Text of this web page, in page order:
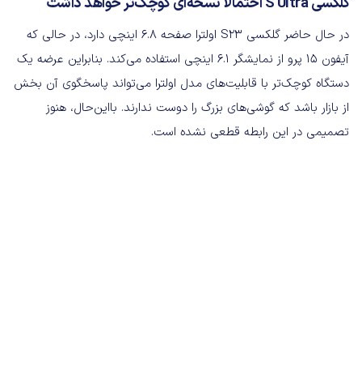
در حال حاضر گلکسی S23 اولترا صفحه 6.8 اینچی دارد، در حالی که
آیفون 15 پرو از نمایشگر 6.1 اینچی استفاده می‌کند. بنابراین عرضه یک
دستگاه کوچک‌تر با قابلیت‌های مدل اولترا می‌تواند پاسخگوی آن بخش
از بازار باشد که گوشی‌های بزرگ را دوست ندارند. بااین‌حال، هنوز
تصمیمی در این رابطه قطعی نشده است.